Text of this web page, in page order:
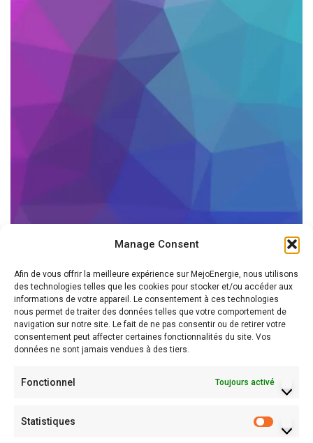
Manage Consent
Afin de vous offrir la meilleure expérience sur MejoEnergie, nous utilisons
des technologies telles que les cookies pour stocker et/ou accéder aux
informations de votre appareil. Le consentement à ces technologies
nous permet de traiter des données telles que votre comportement de
navigation sur notre site. Le fait de ne pas consentir ou de retirer votre
consentement peut affecter certaines fonctionnalités du site. Vos
données ne sont jamais vendues à des tiers.
Fonctionnel Toujours activé
Statistiques